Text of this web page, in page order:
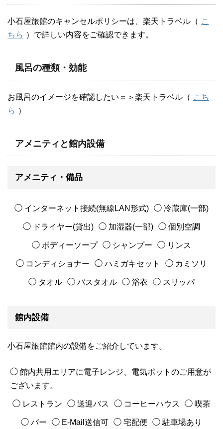
小石屋旅館のキャンセルポリシーは、楽天トラベル（ こ
ちら ）で詳しい内容をご確認できます。
風呂の種類・効能
お風呂のイメージを確認したい＝＞楽天トラベル（ こち
ら ）
アメニティと館内設備
アメニティ・備品
◯ インターネット接続(無線LAN形式) ◯ 冷蔵庫(一部)
◯ ドライヤー(貸出) ◯ 加湿器(一部) ◯ 個別空調
◯ ボディーソープ ◯ シャンプー ◯ リンス
◯ コンディショナー ◯ ハミガキセット ◯ カミソリ
◯ タオル ◯ バスタオル ◯ 浴衣 ◯ スリッパ
館内設備
小石屋旅館館内の設備をご紹介しています。
◯ 館内共用エリアに電子レンジ、電気ポットのご用意が
ございます。
◯ レストラン ◯ 送迎バス ◯ コーヒーハウス ◯ 喫茶
◯ バー ◯ E-Mail送信可 ◯ 宅配便 ◯ 駐車場あり